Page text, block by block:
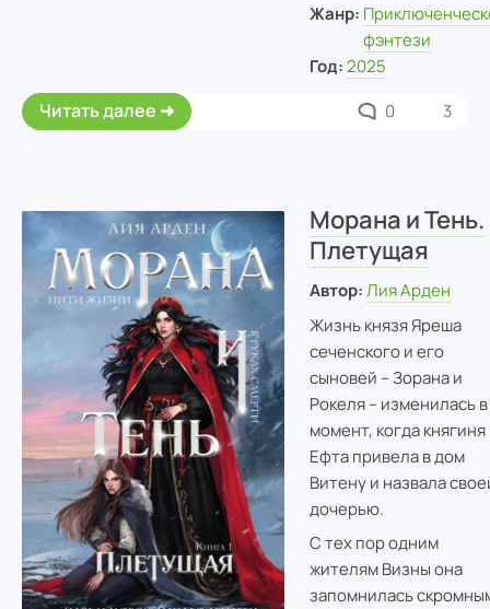
Жанр:
фэнтези
Год: 2025
Читать далее 0 3
Морана и Тень.
Плетущая
Автор: Лия Арден
Жизнь князя Яреша
сеченского и его
сыновей – Зорана и
Рокеля – изменилась в
момент, когда княгиня
Ефта привела в дом
Витену и назвала
дочерью.
С тех пор одним
жителям Визны она
запомнилась